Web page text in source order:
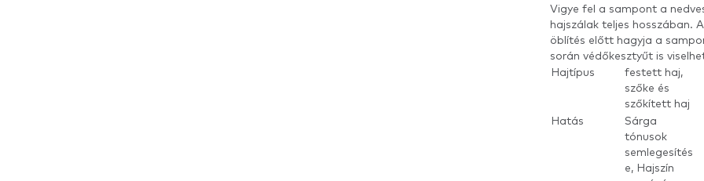
Vigye fel a sampont a
hajszálak teljes hosszában.
öblítés előtt hagyja a
során védőkesztyűt is
Hajtípus
festett haj,
szőke és
szőkített haj
Hatás
Sárga
tónusok
semlegesítés
e, Hajszín